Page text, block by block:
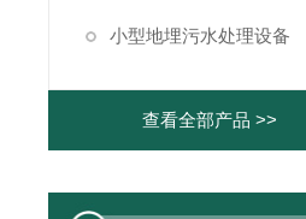
小型地埋污水处理设备
查看全部产品 >>